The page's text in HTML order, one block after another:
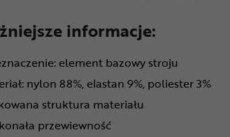
informacje:
element bazowy stroju
nylon 88%, elastan 9%, poliester 3%
struktura materiału
przewiewność